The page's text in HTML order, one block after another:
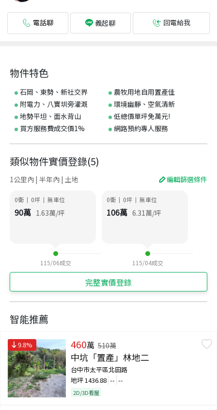
電話聊 義起聊 回電給我
物件特色
石岡、東勢、新社交界
農牧用地自用置產佳
附電力、八寶圳旁灌溉
環境幽靜、空氣清新
地勢平坦、面水背山
低總價單坪免萬元!
買方服務費成交價1%
網路預約專人服務
類似物件實價登錄(5)
1公里內 | 半年內 | 土地 編輯篩選條件
0衛 | 0坪 | 無車位
90萬 1.63萬/坪
115/06成交
0衛 | 0坪 | 無車位
106萬 6.31 萬/坪
115/04成交
完整實價登錄
智能推薦
9.8% 460萬 510萬
中坑「置產」林地二
台中市太平區北田路
地坪1436.88 -- --
2D/3D看屋